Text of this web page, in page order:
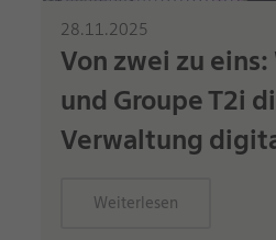
28.11.2025
Von zwei zu
und Groupe T2i
Verwaltung
Weiterlesen